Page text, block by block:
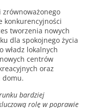
konkurencyjności
tworzenia nowych
dla spokojnego życia
władz lokalnych
centrów
oraz
domu.
bardziej
rolę w poprawie